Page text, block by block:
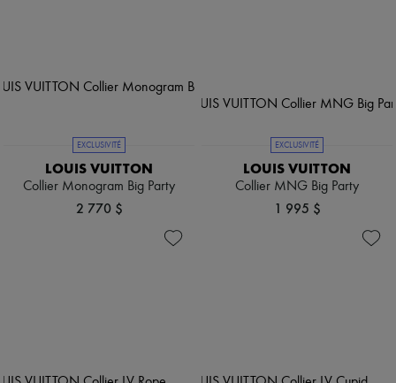
EXCLUSIVITÉ
LOUIS VUITTON
Collier Monogram Big Party
2 770 $
EXCLUSIVITÉ
LOUIS VUITTON
Collier MNG Big Party
1 995 $